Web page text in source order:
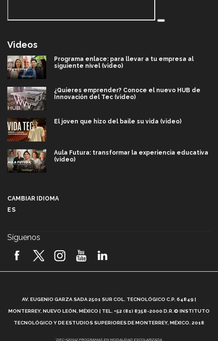
Videos
Programa enlace: para llevar a tu empresa al
siguiente nivel (video)
¿Quieres emprender? Conoce el nuevo HUB de
Innovación del Tec (video)
El joven que hizo del baile su vida (video)
Aula Futura: transformar la experiencia educativa
(video)
2026! (video)
¿Cómo es el Modelo Educativo Tec? (video)
CAMBIAR IDIOMA
ES
Síguenos
AV. EUGENIO GARZA SADA 2501 SUR COL. TECNOLÓGICO C.P. 64849 |
MONTERREY, NUEVO LEÓN, MÉXICO | TEL. +52 (81) 8358-2000 D.R.© INSTITUTO
TECNOLÓGICO Y DE ESTUDIOS SUPERIORES DE MONTERREY, MÉXICO. 2018
*DEC-520912 PROGRAMAS EN MODALIDAD ESCOLARIZADA.